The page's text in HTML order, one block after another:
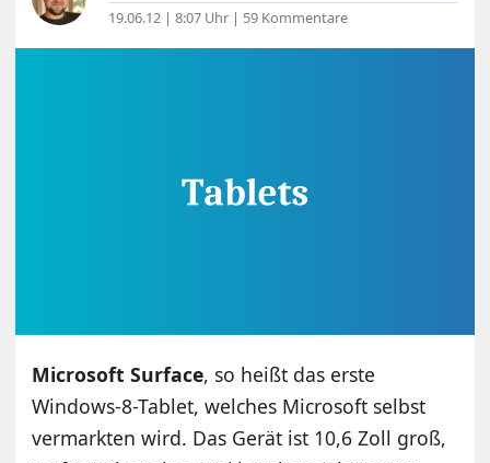
19.06.12 | 8:07 Uhr | 59 Kommentare
Microsoft Surface, so heißt das erste
Windows-8-Tablet, welches Microsoft selbst
vermarkten wird. Das Gerät ist 10,6 Zoll groß,